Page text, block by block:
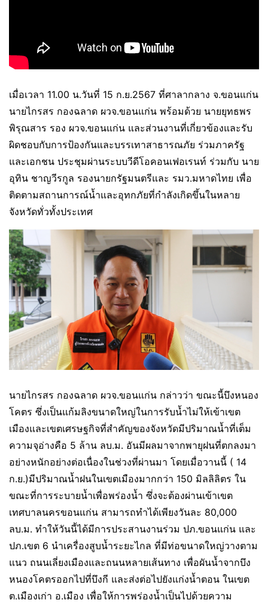
เมื่อเวลา 11.00 น.วันที่ 15 ก.ย.2567 ที่ศาลากลาง จ.ขอนแก่น
นายไกรสร กองฉลาด ผวจ.ขอนแก่น พร้อมด้วย นายยุทธพร
พิรุณสาร รอง ผวจ.ขอนแก่น และส่วนงานที่เกี่ยวข้องและรับ
ผิดชอบกับการป้องกันและบรรเทาสาธารณภัย ร่วมภาครัฐ
และเอกชน ประชุมผ่านระบบวีดีโอคอนเฟอเรนท์ ร่วมกับ นาย
อุทิน ชาญวีรกูล รองนายกรัฐมนตรีและ รมว.มหาดไทย เพื่อ
ติดตามสถานการณ์น้ำและอุทกภัยที่กำลังเกิดขึ้นในหลาย
จังหวัดทั่วทั้งประเทศ
นายไกรสร กองฉลาด ผวจ.ขอนแก่น กล่าวว่า ขณะนี้บึงหนอง
โคตร ซึ่งเป็นแก้มลิงขนาดใหญ่ในการรับน้ำไม่ให้เข้าเขต
เมืองและเขตเศรษฐกิจที่สำคัญของจังหวัดมีปริมาณน้ำที่เต็ม
ความจุอ่างคือ 5 ล้าน ลบ.ม. อันมีผลมาจากพายุฝนที่ตกลงมา
อย่างหนักอย่างต่อเนื่องในช่วงที่ผ่านมา โดยเมื่อวานนี้ ( 14
ก.ย.)มีปริมาณน้ำฝนในเขตเมืองมากกว่า 150 มิลลิลิตร ใน
ขณะที่การระบายน้ำเพื่อพร่องน้ำ ซึ่งจะต้องผ่านเข้าเขต
เทศบาลนครขอนแก่น สามารถทำได้เพียงวันละ 80,000
ลบ.ม. ทำให้วันนี้ได้มีการประสานงานร่วม ปภ.ขอนแก่น และ
ปภ.เขต 6 นำเครื่องสูบน้ำระยะไกล ที่มีท่อขนาดใหญ่วางตาม
แนว ถนนเลี่ยงเมืองและถนนหลายเส้นทาง เพื่อผันน้ำจากบึง
หนองโคตรออกไปที่บึงกี และส่งต่อไปยังแก่งน้ำตอน ในเขต
ต.เมืองเก่า อ.เมือง เพื่อให้การพร่องน้ำเป็นไปด้วยความ